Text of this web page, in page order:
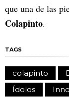
que una de las
Colapinto.
TAGS
colapinto
Ídolos